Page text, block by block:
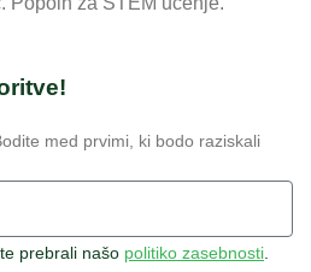
med prvimi, ki bodo raziskali
prebrali našo politiko zasebnosti